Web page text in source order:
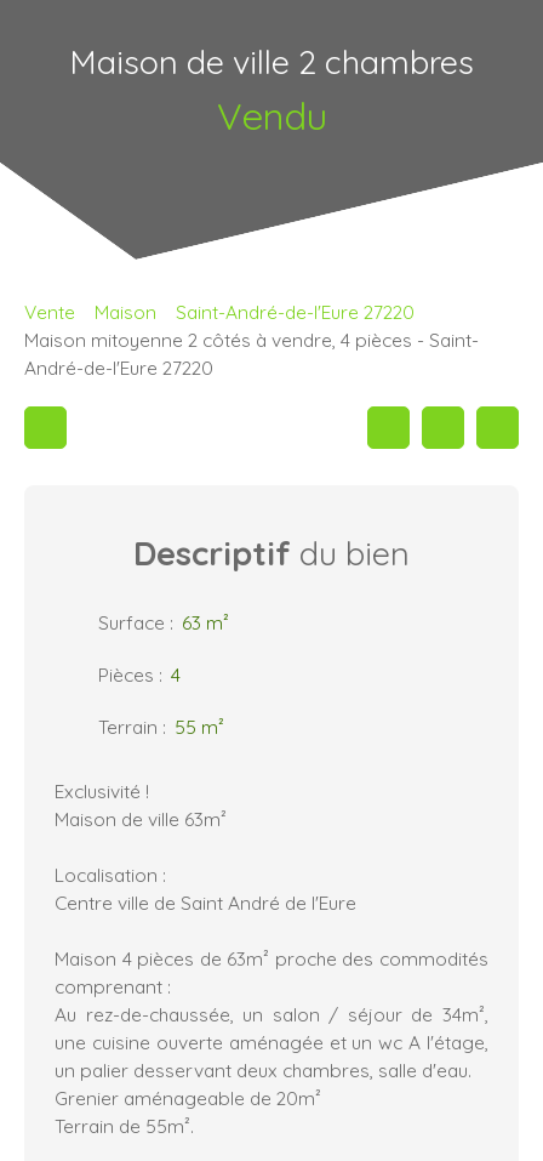
Maison de ville 2 chambres
Vendu
Vente Maison
Saint-André-de-l'Eure 27220
Maison mitoyenne 2 côtés à vendre, 4 pièces - Saint-
André-de-l'Eure 27220
Descriptif du bien
Surface : 63 m²
Pièces : 4
Terrain : 55 m²
Exclusivité !
Maison de ville 63m²
Localisation :
Centre ville de Saint André de l'Eure
Maison 4 pièces de 63m² proche des commodités
comprenant :
Au rez-de-chaussée, un salon / séjour de 34m²,
une cuisine ouverte aménagée et un wc A l'étage,
un palier desservant deux chambres, salle d'eau.
Grenier aménageable de 20m²
Terrain de 55m².